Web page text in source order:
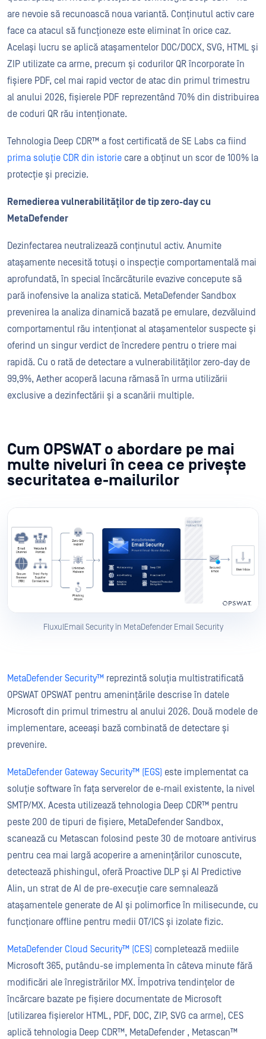
are nevoie să recunoască noua variantă. Conținutul activ care
face ca atacul să funcționeze este eliminat în orice caz.
Același lucru se aplică atașamentelor DOC/DOCX, SVG, HTML și
ZIP utilizate ca arme, precum și codurilor QR încorporate în
fișiere PDF, cel mai rapid vector de atac din primul trimestru
al anului 2026, fișierele PDF reprezentând 70% din distribuirea
de coduri QR rău intenționate.
Tehnologia Deep CDR™ a fost certificată de SE Labs ca fiind
prima soluție CDR din istorie care a obținut un scor de 100% la
protecție și precizie.
Remedierea vulnerabilităților de tip zero-day cu
MetaDefender
Dezinfectarea neutralizează conținutul activ. Anumite
atașamente necesită totuși o inspecție comportamentală mai
aprofundată, în special încărcăturile evazive concepute să
pară inofensive la analiza statică. MetaDefender Sandbox
prevenirea la analiza dinamică bazată pe emulare, dezvăluind
comportamentul rău intenționat al atașamentelor suspecte și
oferind un singur verdict de încredere pentru o triere mai
rapidă. Cu o rată de detectare a vulnerabilităților zero-day de
99,9%, Aether acoperă lacuna rămasă în urma utilizării
exclusive a dezinfectării și a scanării multiple.
Cum OPSWAT o abordare pe mai
multe niveluri în ceea ce privește
securitatea e-mailurilor
FluxulEmail Security în MetaDefender Email Security
MetaDefender Security™ reprezintă soluția multistratificată
OPSWAT OPSWAT pentru amenințările descrise în datele
Microsoft din primul trimestru al anului 2026. Două modele de
implementare, aceeași bază combinată de detectare și
prevenire.
MetaDefender Gateway Security™ (EGS) este implementat ca
soluție software în fața serverelor de e-mail existente, la nivel
SMTP/MX. Acesta utilizează tehnologia Deep CDR™ pentru
peste 200 de tipuri de fișiere, MetaDefender Sandbox,
scanează cu Metascan folosind peste 30 de motoare antivirus
pentru cea mai largă acoperire a amenințărilor cunoscute,
detectează phishingul, oferă Proactive DLP și AI Predictive
Alin, un strat de AI de pre-execuție care semnalează
atașamentele generate de AI și polimorfice în milisecunde, cu
funcționare offline pentru medii OT/ICS și izolate fizic.
MetaDefender Cloud Security™ (CES) completează mediile
Microsoft 365, putându-se implementa în câteva minute fără
modificări ale înregistrărilor MX. Împotriva tendințelor de
încărcare bazate pe fișiere documentate de Microsoft
(utilizarea fișierelor HTML, PDF, DOC, ZIP, SVG ca arme), CES
aplică tehnologia Deep CDR™, MetaDefender , Metascan™